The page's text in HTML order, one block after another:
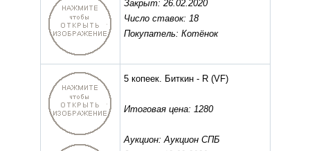
Закрыт: 26.02.2020
Число ставок: 18
Покупатель: Котёнок
5 копеек. Биткин - R(VF)
Итоговая цена: 1280
Аукцион: Аукцион СПБ